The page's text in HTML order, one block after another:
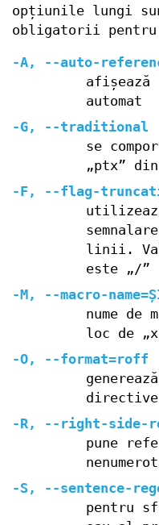
opțiunile lungi
obligatorii
-A, --auto-
afișează
automat
-G, --traditional
se
„ptx” din
-F, --flag-
linii.
este „/”
-M, --macro-
nume
loc de
-O, --format=roff
-R, --right-side-
pune
-S, --sentence-
pentru